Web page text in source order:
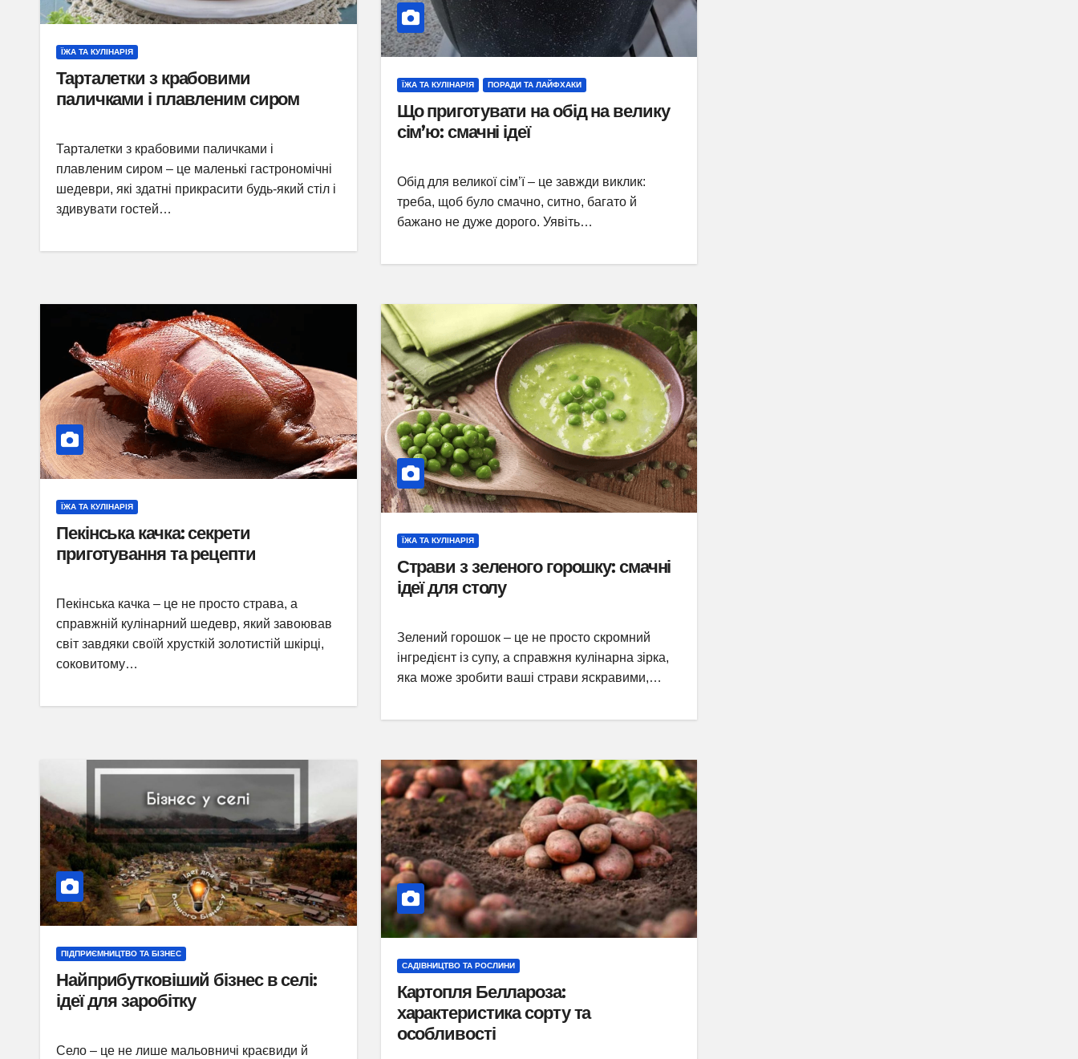
ЇЖА ТА КУЛІНАРІЯ
Тарталетки з крабовими
паличками і плавленим сиром
Тарталетки з крабовими паличками і
плавленим сиром – це маленькі гастрономічні
шедеври, які здатні прикрасити будь-який стіл і
здивувати гостей…
ЇЖА ТА КУЛІНАРІЯ ПОРАДИ ТА ЛАЙФХАКИ
Що приготувати на обід на велику
сім’ю: смачні ідеї
Обід для великої сім’ї – це завжди виклик:
треба, щоб було смачно, ситно, багато й
бажано не дуже дорого. Уявіть…
ЇЖА ТА КУЛІНАРІЯ
Пекінська качка: секрети
приготування та рецепти
Пекінська качка – це не просто страва, а
справжній кулінарний шедевр, який завоював
світ завдяки своїй хрусткій золотистій шкірці,
соковитому…
ЇЖА ТА КУЛІНАРІЯ
Страви з зеленого горошку: смачні
ідеї для столу
Зелений горошок – це не просто скромний
інгредієнт із супу, а справжня кулінарна зірка,
яка може зробити ваші страви яскравими,…
ПІДПРИЄМНИЦТВО ТА БІЗНЕС
Найприбутковіший бізнес в селі:
ідеї для заробітку
Село – це не лише мальовничі краєвиди й
САДІВНИЦТВО ТА РОСЛИНИ
Картопля Беллароза:
характеристика сорту та
особливості